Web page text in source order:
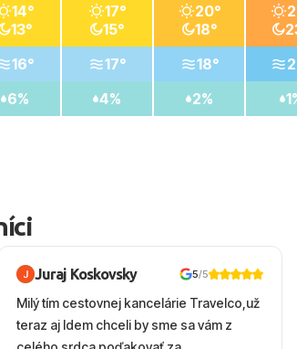
14°
13°
16°
6%
17°
15°
17°
4%
20°
18°
18°
2%
Juraj Koskovsky 5/5
Milý tím cestovnej kancelárie Travelco,už
teraz aj Idem chceli by sme sa vám z